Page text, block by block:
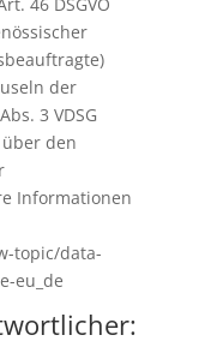
der
3 VDSG
den
Informationen
topic/data-
eu_de